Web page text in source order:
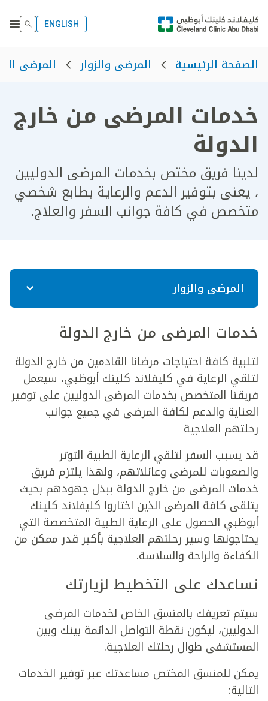
ENGLISH
الصفحة الرئيسية المرضى والزوار المرضى
خدمات المرضى من خارج
الدولة
لدينا فريق مختص بخدمات المرضى الدوليين
، يعنى بتوفير الدعم والرعاية بطابع شخصي
متخصص في كافة جوانب السفر والعلاج.
المرضى والزوار
خدمات المرضى من خارج الدولة
لتلبية كافة احتياجات مرضانا القادمين من خارج الدولة
لتلقي الرعاية في كليفلاند كلينك أبوظبي، سيعمل
فريقنا المتخصص بخدمات المرضى الدوليين على توفير
العناية والدعم لكافة المرضى في جميع جوانب
رحلتهم العلاجية
قد يسبب السفر لتلقي الرعاية الطبية التوتر
والصعوبات للمرضى وعائلاتهم، ولهذا يلتزم فريق
خدمات المرضى من خارج الدولة ببذل جهودهم بحيث
يتلقى كافة المرضى الذين اختاروا كليفلاند كلينك
أبوظبي الحصول على الرعاية الطبية المتخصصة التي
يحتاجونها وسير رحلتهم العلاجية بأكبر قدر ممكن من
الكفاءة والراحة والسلاسة.
نساعدك على التخطيط لزيارتك
سيتم تعريفك بالمنسق الخاص لخدمات المرضى
الدوليين، ليكون نقطة التواصل الدائمة بينك وبين
المستشفى طوال رحلتك العلاجية.
يمكن للمنسق المختص مساعدتك عبر توفير الخدمات
التالية: